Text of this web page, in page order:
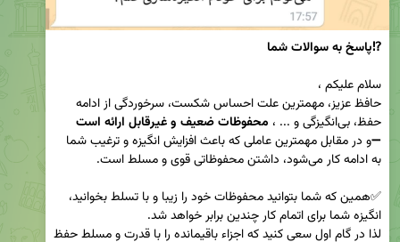
⁉️پاسخ به سوالات شما
حفظ، بی‌انگیزگی و ... ،
محفوظات ضعیف و غیرقابل ارائه است